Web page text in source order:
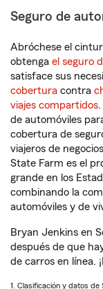
Seguro de
Abróchese el
obtenga el seguro
satisface sus
cobertura contra
viajes compartidos
de automóviles
cobertura de
viajeros de
State Farm es el
grande en los
combinando la
automóviles y de
Bryan Jenkins en
después de que
de carros en línea.
1. Clasificación y datos